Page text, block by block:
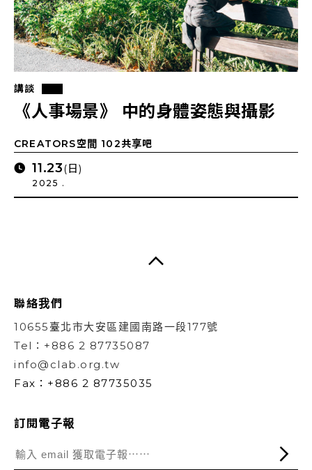
講談
《人事場景》 中的身體姿態與攝影
CREATORS空間 102共享吧
11.23(日)
2025 .
聯絡我們
10655臺北市大安區建國南路一段177號
Tel：+886 2 87735087
info@clab.org.tw
Fax：+886 2 87735035
訂閱電子報